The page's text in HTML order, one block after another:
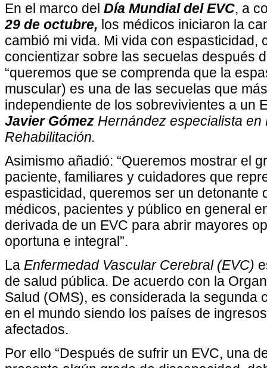
En el marco del Día Mundial del EVC, a
29 de octubre, los médicos iniciaron la
cambió mi vida. Mi vida con espasticidad,
concientizar sobre las secuelas después
“queremos que se comprenda que la
muscular) es una de las secuelas que
independiente de los sobrevivientes a un
Javier Gómez Hernández especialista en
Rehabilitación.
Asimismo añadió: “Queremos mostrar el
paciente, familiares y cuidadores que
espasticidad, queremos ser un detonante
médicos, pacientes y público en general
derivada de un EVC para abrir mayores
oportuna e integral”.
La Enfermedad Vascular Cerebral (EVC)
de salud pública. De acuerdo con la
Salud (OMS), es considerada la segunda
en el mundo siendo los países de
afectados.
Por ello “Después de sufrir un EVC, una